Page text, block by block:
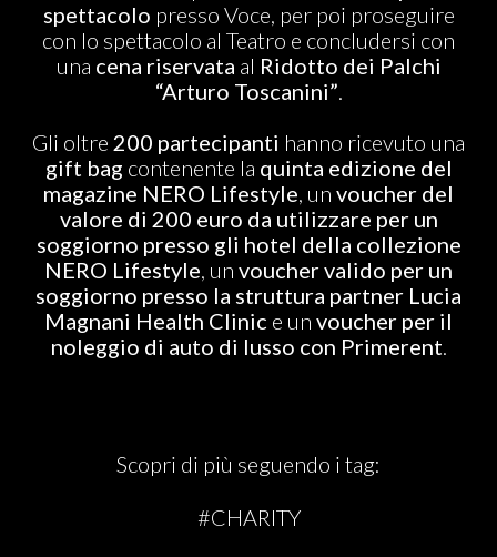
spettacolo presso Voce, per poi proseguire
con lo spettacolo al Teatro e concludersi con
una cena riservata al Ridotto dei Palchi
“Arturo Toscanini”.
Gli oltre 200 partecipanti hanno ricevuto una
gift bag contenente la quinta edizione del
magazine NERO Lifestyle, un voucher del
valore di 200 euro da utilizzare per un
soggiorno presso gli hotel della collezione
NERO Lifestyle, un voucher valido per un
soggiorno presso la struttura partner Lucia
Magnani Health Clinic e un voucher per il
noleggio di auto di lusso con Primerent.
Scopri di più seguendo i tag:
#CHARITY